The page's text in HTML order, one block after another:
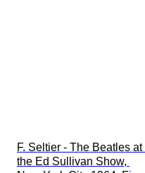
F. Seltier - The Beatles at
the Ed Sullivan Show,